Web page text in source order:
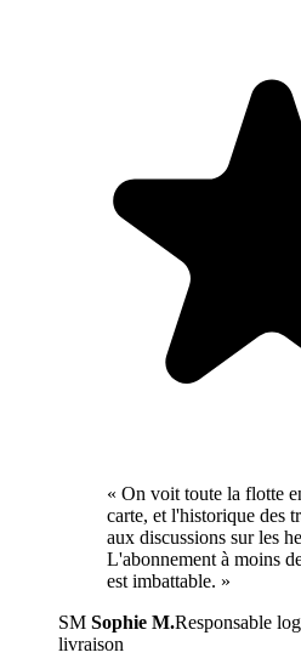
« On voit toute la flotte
carte, et l'historique des
aux discussions sur les
L'abonnement à moins
est imbattable. »
SM Sophie M.Responsable
livraison